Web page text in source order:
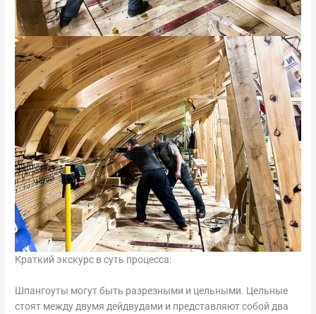
Краткий экскурс в суть процесса:
Шпангоуты могут быть разрезными и цельными. Цельные
стоят между двумя дейдвудами и представляют собой два